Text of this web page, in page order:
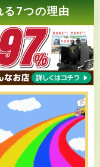
る7つの理由